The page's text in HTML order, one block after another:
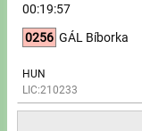
00:19:57
0256 GÁL Bíborka
HUN
LIC:210233